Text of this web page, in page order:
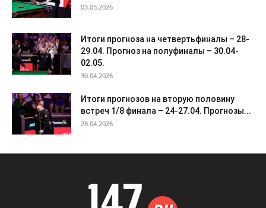
03.05.2026
Итоги прогноза на четвертьфиналы – 28-
29.04. Прогноз на полуфиналы – 30.04-
02.05.
30.04.2026
Итоги прогнозов на вторую половину
встреч 1/8 финала – 24-27.04. Прогнозы...
28.04.2026